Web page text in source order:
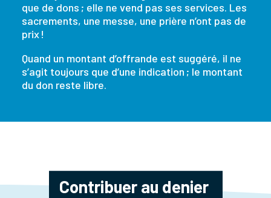
que de dons ; elle ne vend pas ses services. Les
sacrements, une messe, une prière n’ont pas de
prix !
Quand un montant d’offrande est suggéré, il ne
s’agit toujours que d’une indication ; le montant
du don reste libre.
Contribuer au denier